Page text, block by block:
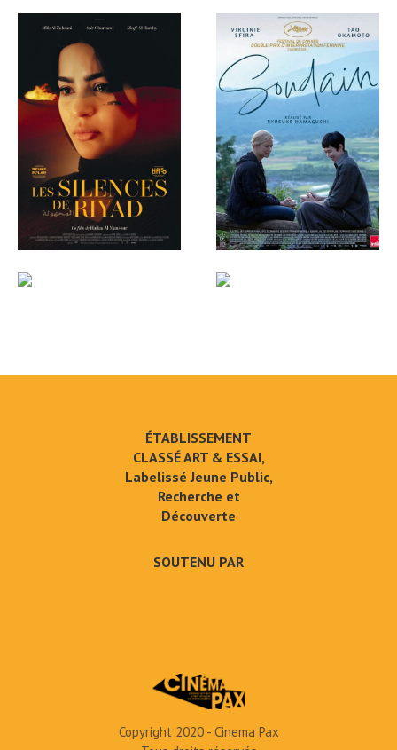
ÉTABLISSEMENT
CLASSÉ ART & ESSAI,
Labelissé Jeune Public,
Recherche et
Découverte
SOUTENU PAR
Copyright 2020 - Cinema Pax